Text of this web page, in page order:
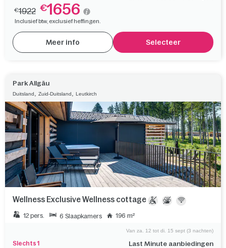
€1922 €1656
Inclusief btw, exclusief heffingen.
Meer info Selecteer
Park Allgäu
Duitsland Zuid-Duitsland Leutkirch
Wellness Exclusive Wellness cottage
12 pers. 6 Slaapkamers 196 m²
Slechts 1 Last Minute aanbiedingen
Van za. 12 tot di. 15 sept (3 nachten)